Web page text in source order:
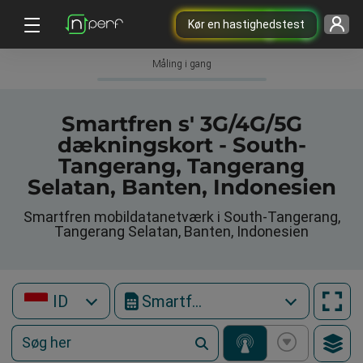
Kør en hastighedstest
Måling i gang
Smartfren s' 3G/4G/5G
dækningskort - South-
Tangerang, Tangerang
Selatan, Banten, Indonesien
Smartfren mobildatanetværk i South-Tangerang,
Tangerang Selatan, Banten, Indonesien
ID Smartfren